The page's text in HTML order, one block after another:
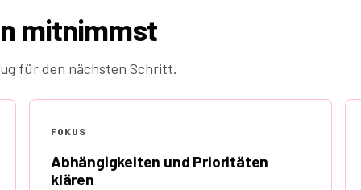
mitnimmst
für den nächsten Schritt.
FOKUS
Abhängigkeiten und Prioritäten
klären